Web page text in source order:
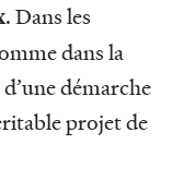
. Dans les
dans la
démarche
projet de